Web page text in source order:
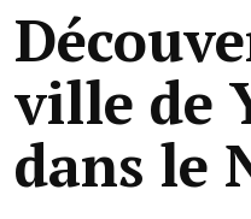
ville de
dans le